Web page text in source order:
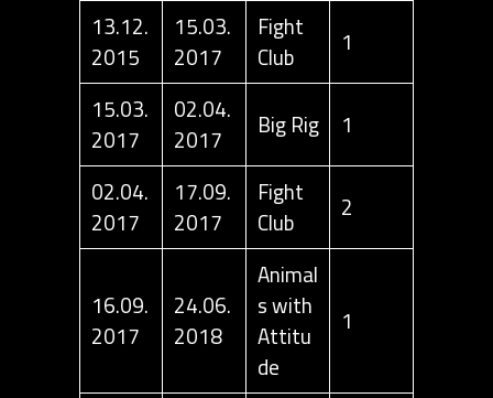
13.12.
2015
15.03.
2017
Fight
Club
1
15.03.
2017
02.04.
2017 Big Rig
1
02.04.
2017
17.09.
2017
Fight
Club 2
16.09.
2017
24.06.
2018
Animal
s with
Attitu
de
1